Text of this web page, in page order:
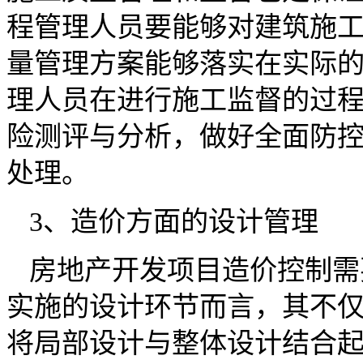
程管理人员要能够对建筑施
量管理方案能够落实在实际
理人员在进行施工监督的过
险测评与分析，做好全面防
处理。
3、造价方面的设计管理
房地产开发项目造价控制
实施的设计环节而言，其不
将局部设计与整体设计结合